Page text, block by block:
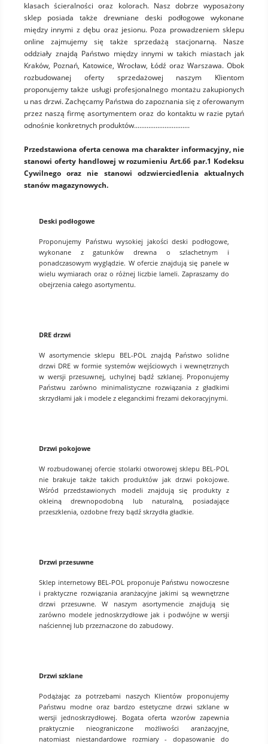
klasach ścieralności oraz kolorach. Nasz dobrze wyposażony
sklep posiada także drewniane deski podłogowe wykonane
między innymi z dębu oraz jesionu. Poza prowadzeniem sklepu
online zajmujemy się także sprzedażą stacjonarną. Nasze
oddziały znajdą Państwo między innymi w takich miastach jak
Kraków, Poznań, Katowice, Wrocław, Łódź oraz Warszawa. Obok
rozbudowanej oferty sprzedażowej naszym Klientom
proponujemy także usługi profesjonalnego montażu zakupionych
u nas drzwi. Zachęcamy Państwa do zapoznania się z oferowanym
przez naszą firmę asortymentem oraz do kontaktu w razie pytań
odnośnie konkretnych produktów...............................
Przedstawiona oferta cenowa ma charakter informacyjny, nie
stanowi oferty handlowej w rozumieniu Art.66 par.1 Kodeksu
Cywilnego oraz nie stanowi odzwierciedlenia aktualnych
stanów magazynowych.
Deski podłogowe
Proponujemy Państwu wysokiej jakości deski podłogowe,
wykonane z gatunków drewna o szlachetnym i
ponadczasowym wyglądzie. W ofercie znajdują się panele w
wielu wymiarach oraz o różnej liczbie lameli. Zapraszamy do
obejrzenia całego asortymentu.
DRE drzwi
W asortymencie sklepu BEL-POL znajdą Państwo solidne
drzwi DRE w formie systemów wejściowych i wewnętrznych
w wersji przesuwnej, uchylnej bądź szklanej. Proponujemy
Państwu zarówno minimalistyczne rozwiązania z gładkimi
skrzydłami jak i modele z eleganckimi frezami dekoracyjnymi.
Drzwi pokojowe
W rozbudowanej ofercie stolarki otworowej sklepu BEL-POL
nie brakuje także takich produktów jak drzwi pokojowe.
Wśród przedstawionych modeli znajdują się produkty z
okleiną drewnopodobną lub naturalną, posiadające
przeszklenia, ozdobne frezy bądź skrzydła gładkie.
Drzwi przesuwne
Sklep internetowy BEL-POL proponuje Państwu nowoczesne
i praktyczne rozwiązania aranżacyjne jakimi są wewnętrzne
drzwi przesuwne. W naszym asortymencie znajdują się
zarówno modele jednoskrzydłowe jak i podwójne w wersji
naściennej lub przeznaczone do zabudowy.
Drzwi szklane
Podążając za potrzebami naszych Klientów proponujemy
Państwu modne oraz bardzo estetyczne drzwi szklane w
wersji jednoskrzydłowej. Bogata oferta wzorów zapewnia
praktycznie nieograniczone możliwości aranżacyjne,
natomiast niestandardowe rozmiary - dopasowanie do